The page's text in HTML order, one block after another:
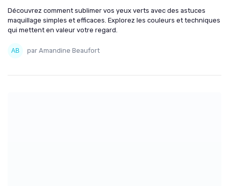
Découvrez comment sublimer vos yeux verts avec des astuces
maquillage simples et efficaces. Explorez les couleurs et techniques
qui mettent en valeur votre regard.
par Amandine Beaufort